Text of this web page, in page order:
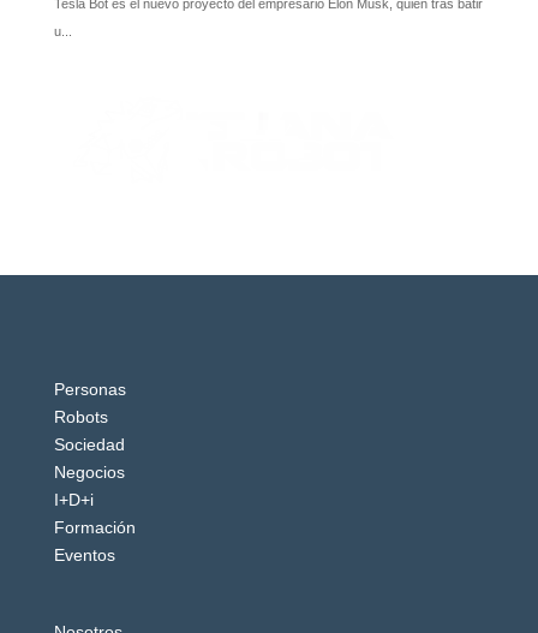
Personas
Robots
Sociedad
Negocios
I+D+i
Formación
Eventos